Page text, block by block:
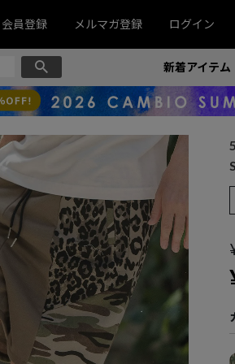
会員登録 メルマガ登録 ログイン
新着アイテム